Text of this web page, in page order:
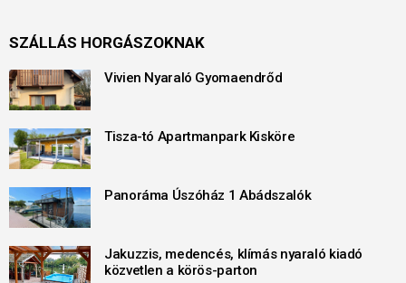
SZÁLLÁS HORGÁSZOKNAK
Vivien Nyaraló Gyomaendrőd
Tisza-tó Apartmanpark Kisköre
Panoráma Úszóház 1 Abádszalók
Jakuzzis, medencés, klímás nyaraló kiadó
közvetlen a körös-parton